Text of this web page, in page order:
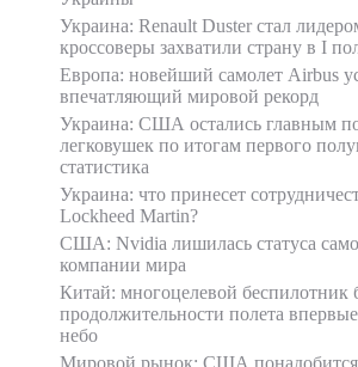
Украина: Renault Duster стал
кроссоверы захватили страну в I
Европа: новейший самолет Airbus
впечатляющий мировой рекорд
Украина: США остались главным
легковушек по итогам первого
статистика
Украина: что принесет
Lockheed Martin?
США: Nvidia лишилась статуса
компании мира
Китай: многоцелевой беспилотник
продолжительности полета
небо
Мировой рынок: США понадобится